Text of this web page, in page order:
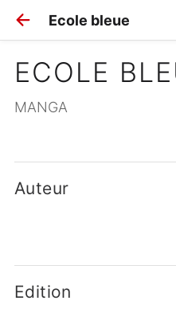
Ecole bleue
ECOLE
MANGA
Auteur
Edition